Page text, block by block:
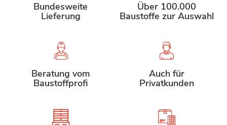
Bundesweite
Lieferung
Über 100.000
Baustoffe zur Auswahl
Beratung vom
Baustoffprofi
Auch für
Privatkunden